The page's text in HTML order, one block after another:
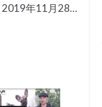
KBC九州朝日放送（2019年11月28日）